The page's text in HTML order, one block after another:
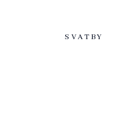
SVATBY